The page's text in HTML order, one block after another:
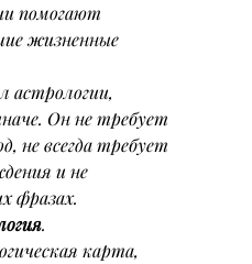
помогают
жизненные
астрологии,
Он не требует
не всегда требует
и не
фразах.
.
карта,